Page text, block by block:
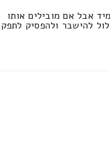
אבל אם מובילים אותו
להישבר ולהפסיק